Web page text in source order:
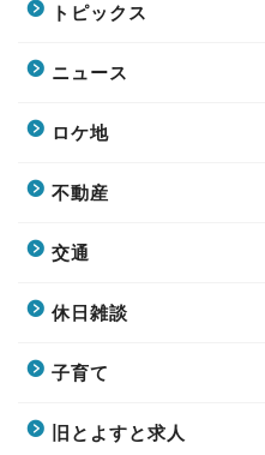
トピックス
ニュース
ロケ地
不動産
交通
休日雑談
子育て
旧とよすと求人